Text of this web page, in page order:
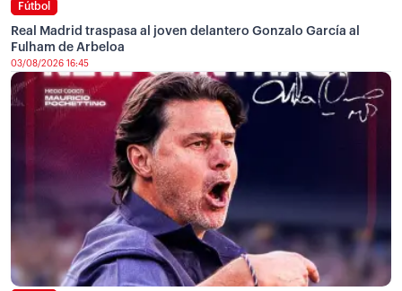
Fútbol
Real Madrid traspasa al joven delantero Gonzalo García al
Fulham de Arbeloa
03/08/2026 16:45